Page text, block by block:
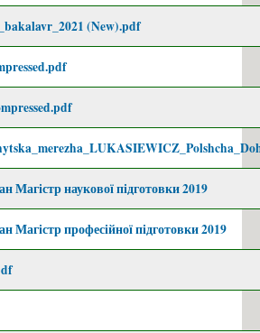
(New).pdf
Магістр наукової підготовки 2019
Магістр професійної підготовки 2019